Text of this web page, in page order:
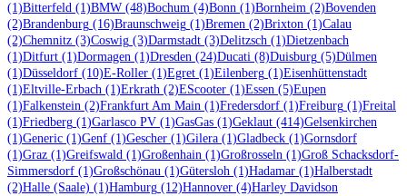
(1)Bitterfeld (1)BMW (48)Bochum (4)Bonn (1)Bornheim (2)Bovenden
(2)Brandenburg (16)Braunschweig (1)Bremen (2)Brixton (1)Calau
(2)Chemnitz (3)Coswig (3)Darmstadt (3)Delitzsch (1)Dietzenbach
(1)Ditfurt (1)Dormagen (1)Dresden (24)Ducati (8)Duisburg (5)Dülmen
(1)Düsseldorf (10)E-Roller (1)Egret (1)Eilenberg (1)Eisenhüttenstadt
(1)Eltville-Erbach (1)Erkrath (2)EScooter (1)Essen (5)Eupen
(1)Falkenstein (2)Frankfurt Am Main (1)Fredersdorf (1)Freiburg (1)Freital
(1)Friedberg (1)Garlasco PV (1)GasGas (1)Geklaut (414)Gelsenkirchen
(1)Generic (1)Genf (1)Gescher (1)Gilera (1)Gladbeck (1)Gornsdorf
(1)Graz (1)Greifswald (1)Großenhain (1)Großrosseln (1)Groß Schacksdorf-
Simmersdorf (1)Großschönau (1)Gütersloh (1)Hadamar (1)Halberstadt
(2)Halle (Saale) (1)Hamburg (12)Hannover (4)Harley Davidson